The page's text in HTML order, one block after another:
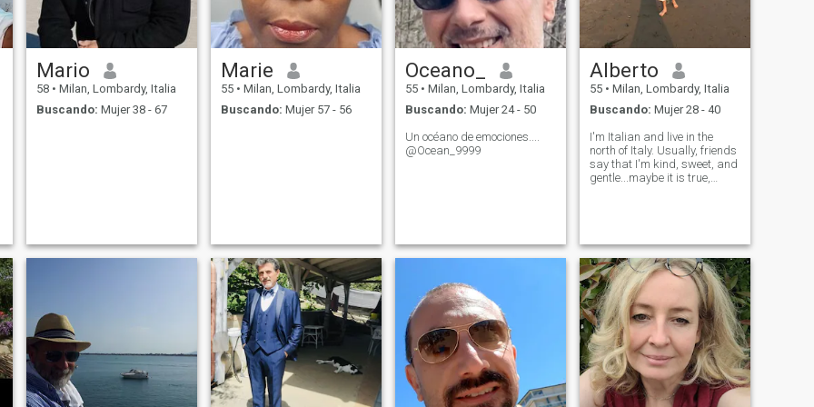
Mario
58 • Milan, Lombardy, Italia
Buscando: Mujer 38 - 67
Marie
55 • Milan, Lombardy, Italia
Buscando: Mujer 57 - 56
Oceano_
55 • Milan, Lombardy, Italia
Buscando: Mujer 24 - 50
Un océano de emociones....
@Ocean_9999
Alberto
55 • Milan, Lombardy, Italia
Buscando: Mujer 28 - 40
I'm Italian and live in the
north of Italy. Usually, friends
say that I'm kind, sweet, and
gentle...maybe it is true,
here only for that! Dis